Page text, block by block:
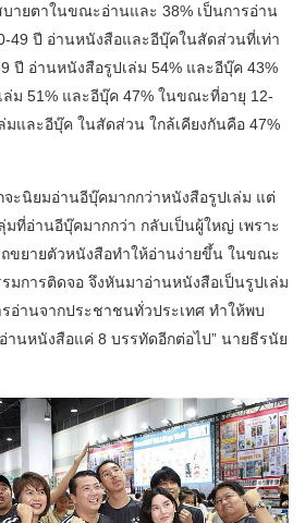
ายตาในขณะอ่านและ 38% เป็นการอ่าน
49 ปี อ่านหนังสือและอีบุ๊คในสัดส่วนที่เท่า
ปี อ่านหนังสือรูปเล่ม 54% และอีบุ๊ค 43%
ล่ม 51% และอีบุ๊ค 47% ในขณะที่อายุ 12-
มและอีบุ๊ค ในสัดส่วน ใกล้เคียงกันคือ 47%
จะนิยมอ่านอีบุ๊คมากกว่าหนังสือรูปเล่ม แต่
มที่อ่านอีบุ๊คมากกว่า กลับเป็นผู้ใหญ่ เพราะ
ขยายตัวหนังสือทำให้อ่านง่ายขึ้น ในขณะ
มการติดจอ จึงหันมาอ่านหนังสือเป็นรูปเล่ม
อ่านจากประชาชนทั่วประเทศ ทำให้พบ
านหนังสือแค่ 8 บรรทัดอีกต่อไป” นายธีรนัย